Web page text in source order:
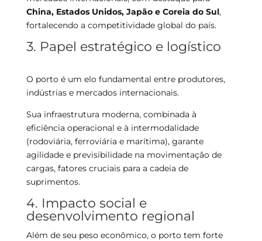
China, Estados Unidos, Japão e Coreia do Sul,
fortalecendo a competitividade global do país.
3. Papel estratégico e logístico
O porto é um elo fundamental entre produtores,
indústrias e mercados internacionais.
Sua infraestrutura moderna, combinada à
eficiência operacional e à intermodalidade
(rodoviária, ferroviária e marítima), garante
agilidade e previsibilidade na movimentação de
cargas, fatores cruciais para a cadeia de
suprimentos.
4. Impacto social e
desenvolvimento regional
Além de seu peso econômico, o porto tem forte